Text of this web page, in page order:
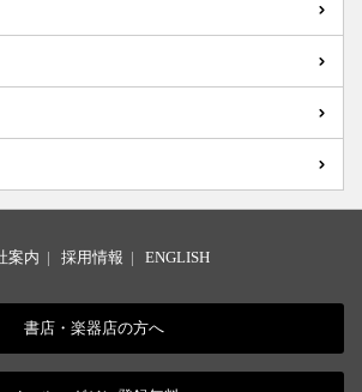
案内 | 採用情報 | ENGLISH
書店・楽器店の方へ